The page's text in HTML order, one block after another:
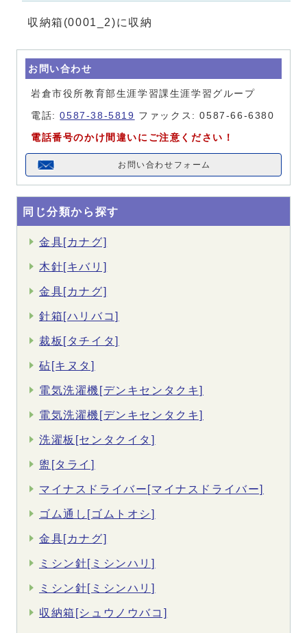
収納箱(0001_2)に収納
お問い合わせ
岩倉市役所教育部生涯学習課生涯学習グループ
電話:0587-38-5819 ファックス: 0587-66-6380
電話番号のかけ間違いにご注意ください！
お問い合わせフォーム
同じ分類から探す
金具[カナグ]
木針[キバリ]
金具[カナグ]
針箱[ハリバコ]
裁板[タチイタ]
砧[キヌタ]
電気洗濯機[デンキセンタクキ]
電気洗濯機[デンキセンタクキ]
洗濯板[センタクイタ]
盥[タライ]
マイナスドライバー[マイナスドライバー]
ゴム通し[ゴムトオシ]
金具[カナグ]
ミシン針[ミシンハリ]
ミシン針[ミシンハリ]
収納箱[シュウノウバコ]